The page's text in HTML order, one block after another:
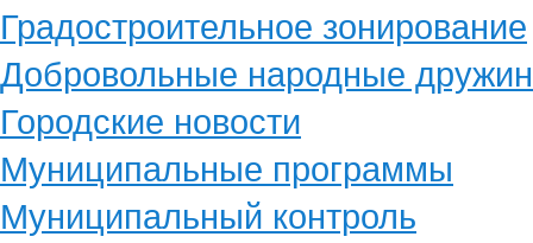
Градостроительное зонирование
Добровольные народные
Городские новости
Муниципальные программы
Муниципальный контроль